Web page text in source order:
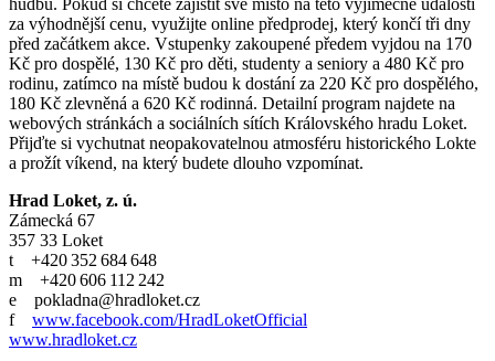
za výhodnější cenu, využijte online předprodej, který končí tři dny
před začátkem akce. Vstupenky zakoupené předem vyjdou na 170
Kč pro dospělé, 130 Kč pro děti, studenty a seniory a 480 Kč pro
rodinu, zatímco na místě budou k dostání za 220 Kč pro dospělého,
180 Kč zlevněná a 620 Kč rodinná. Detailní program najdete na
webových stránkách a sociálních sítích Královského hradu Loket.
Přijďte si vychutnat neopakovatelnou atmosféru historického Lokte
a prožít víkend, na který budete dlouho vzpomínat.
Hrad Loket, z. ú.
Zámecká 67
357 33 Loket
t +420 352 684 648
m +420 606 112 242
e pokladna@hradloket.cz
f www.facebook.com/HradLoketOfficial
www.hradloket.cz